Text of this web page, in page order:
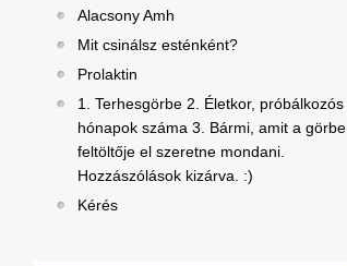
Alacsony Amh
Mit csinálsz esténként?
Prolaktin
1. Terhesgörbe 2. Életkor, próbálkozós
hónapok száma 3. Bármi, amit a görbe
feltöltője el szeretne mondani.
Hozzászólások kizárva. :)
Kérés